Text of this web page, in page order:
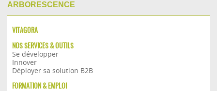
ARBORESCENCE
VITAGORA
NOS SERVICES & OUTILS
Se développer
Innover
Déployer sa solution B2B
FORMATION & EMPLOI